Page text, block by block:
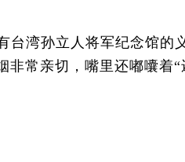
台湾孙立人将军纪念馆的
非常亲切，嘴里还嘟囔着“